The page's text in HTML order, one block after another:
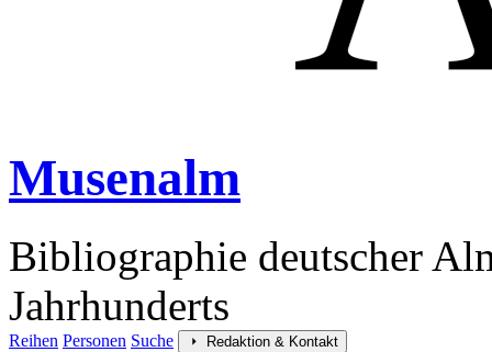
Musenalm
Bibliographie deutscher
Jahrhunderts
Reihen Personen Suche Redaktion & Kontakt